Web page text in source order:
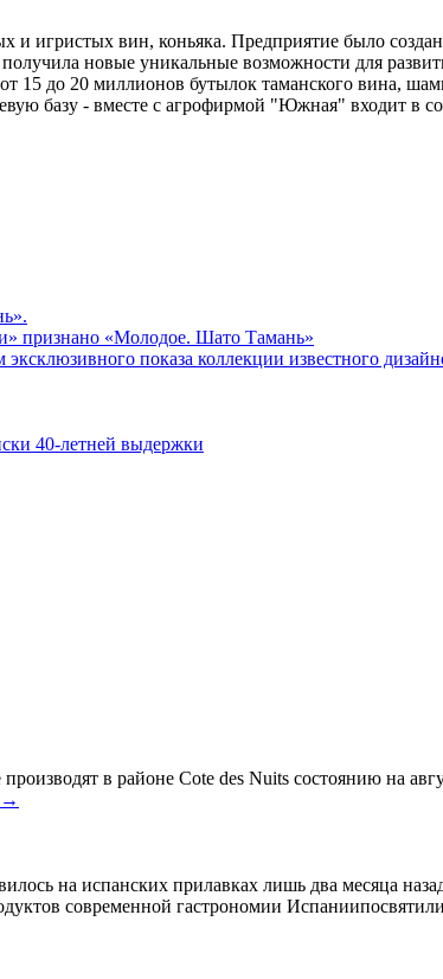
игристых вин, коньяка. Предприятие было
новые уникальные возможности для
15 до 20 миллионов бутылок таманского вина,
базу - вместе с агрофирмой "Южная" входит в
признано «Молодое. Шато Тамань»
показа коллекции известного
40-летней выдержки
в районе Cote des Nuits состоянию на
→
на испанских прилавках лишь два месяца
современной гастрономии